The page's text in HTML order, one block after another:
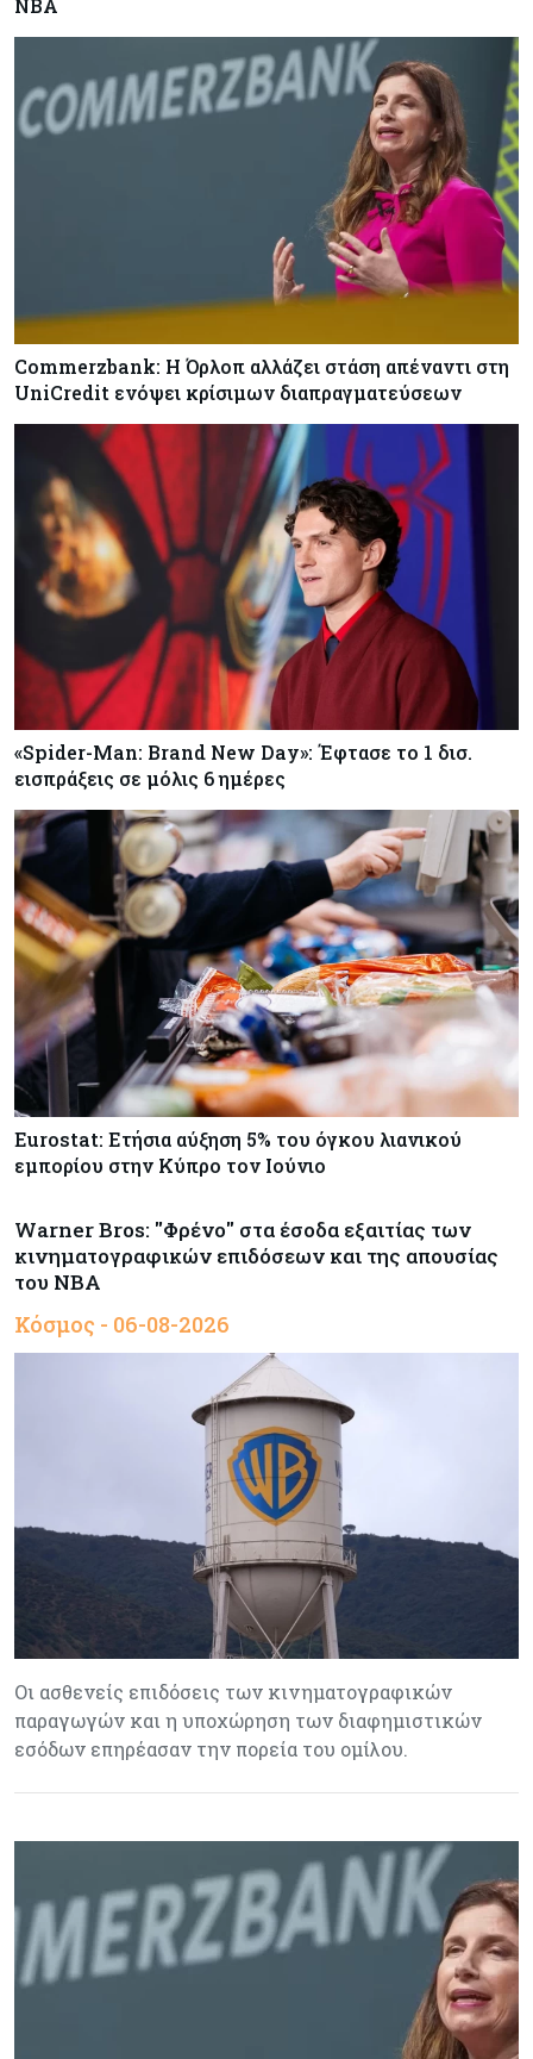
NBA
Commerzbank: Η Όρλοπ αλλάζει στάση απέναντι στη
UniCredit ενόψει κρίσιμων διαπραγματεύσεων
«Spider-Man: Brand New Day»: Έφτασε το 1 δισ.
εισπράξεις σε μόλις 6 ημέρες
Eurostat: Ετήσια αύξηση 5% του όγκου λιανικού
εμπορίου στην Κύπρο τον Ιούνιο
Warner Bros: "Φρένο" στα έσοδα εξαιτίας των
κινηματογραφικών επιδόσεων και της απουσίας
του NBA
Κόσμος - 06-08-2026
Οι ασθενείς επιδόσεις των κινηματογραφικών
παραγωγών και η υποχώρηση των διαφημιστικών
εσόδων επηρέασαν την πορεία του ομίλου.